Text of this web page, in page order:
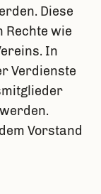
Diese
Rechte wie
In
Verdienste
Vorstand